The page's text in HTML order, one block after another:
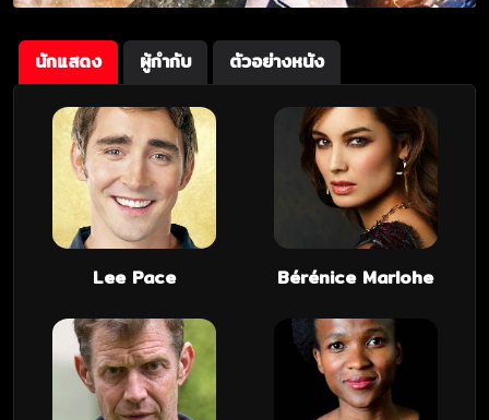
นักแสดง ผู้กำกับ ตัวอย่างหนัง
Lee Pace Bérénice Marlohe